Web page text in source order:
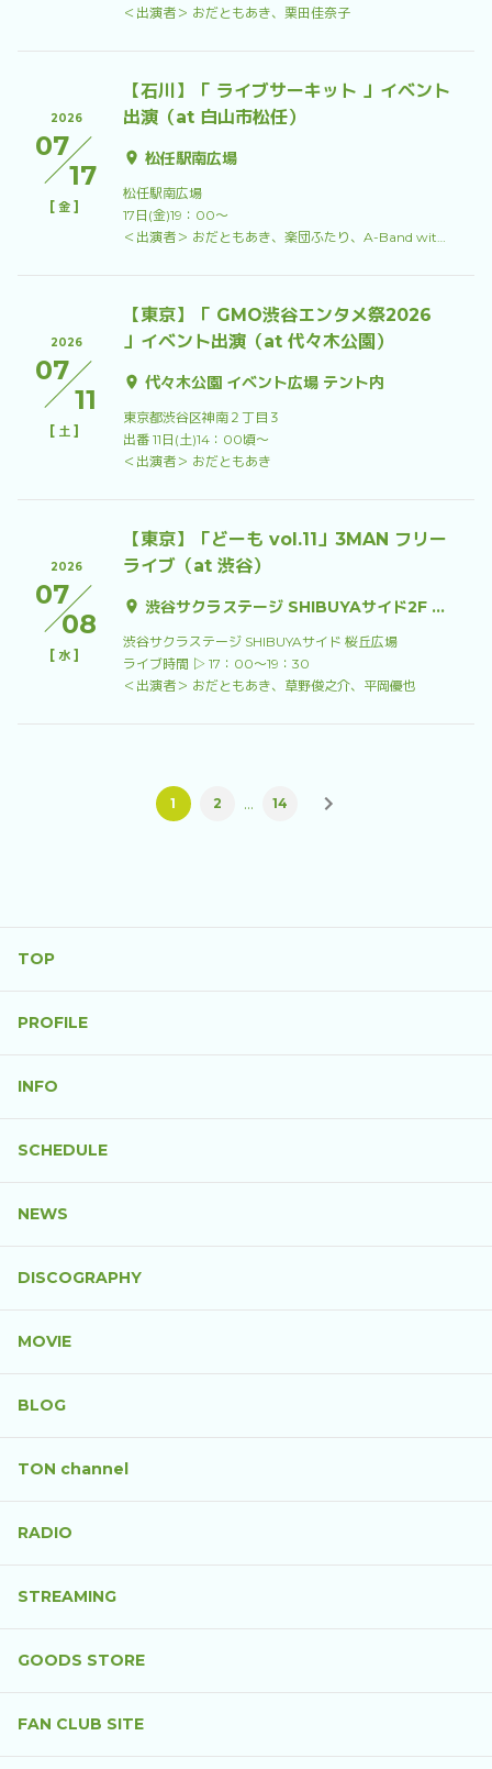
＜出演者＞ おだともあき、栗田佳奈子
2026
07
17
[ 金]
【石川】「 ライブサーキット 」イベント
出演（at 白山市松任）
松任駅南広場
松任駅南広場
17日(金)19：00〜
＜出演者＞ おだともあき、楽団ふたり、A-Band with フレディ＆チャック
2026
07
11
[ 土]
【東京】「 GMO渋谷エンタメ祭2026
」イベント出演（at 代々木公園）
代々木公園 イベント広場 テント内
東京都渋谷区神南２丁目３
出番 11日(土)14：00頃〜
＜出演者＞ おだともあき
2026
07
08
[ 水]
【東京】「どーも vol.11」3MAN フリー
ライブ（at 渋谷）
渋谷サクラステージ SHIBUYAサイド2F 桜丘広場
渋谷サクラステージ SHIBUYAサイド 桜丘広場
ライブ時間 ▷ 17：00〜19：30
＜出演者＞ おだともあき、草野俊之介、平岡優也
1 2 … 14
TOP
PROFILE
INFO
SCHEDULE
NEWS
DISCOGRAPHY
MOVIE
BLOG
TON channel
RADIO
STREAMING
GOODS STORE
FAN CLUB SITE